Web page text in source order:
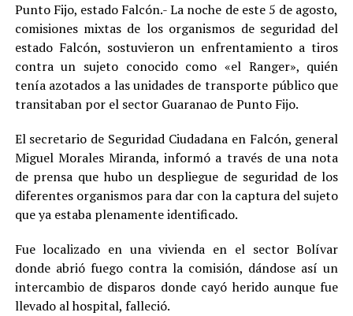
Punto Fijo, estado Falcón.- La noche de este 5 de agosto,
comisiones mixtas de los organismos de seguridad del
estado Falcón, sostuvieron un enfrentamiento a tiros
contra un sujeto conocido como «el Ranger», quién
tenía azotados a las unidades de transporte público que
transitaban por el sector Guaranao de Punto Fijo.
El secretario de Seguridad Ciudadana en Falcón, general
Miguel Morales Miranda, informó a través de una nota
de prensa que hubo un despliegue de seguridad de los
diferentes organismos para dar con la captura del sujeto
que ya estaba plenamente identificado.
Fue localizado en una vivienda en el sector Bolívar
donde abrió fuego contra la comisión, dándose así un
intercambio de disparos donde cayó herido aunque fue
llevado al hospital, falleció.